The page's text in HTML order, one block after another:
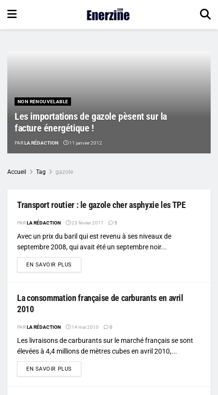
NON RENOUVELABLE
Les importations de gazole pèsent sur la
facture énergétique !
PARLA RÉDACTION 11 janvier 2012
Accueil Tag gazole
Transport routier : le gazole cher asphyxie les TPE
PARLA RÉDACTION 23 février 2011 5
Avec un prix du baril qui est revenu à ses niveaux de
septembre 2008, qui avait été un septembre noir...
EN SAVOIR PLUS
La consommation française de carburants en avril
2010
PARLA RÉDACTION 14 mai 2010 0
Les livraisons de carburants sur le marché français se sont
élevées à 4,4 millions de mètres cubes en avril 2010,...
EN SAVOIR PLUS